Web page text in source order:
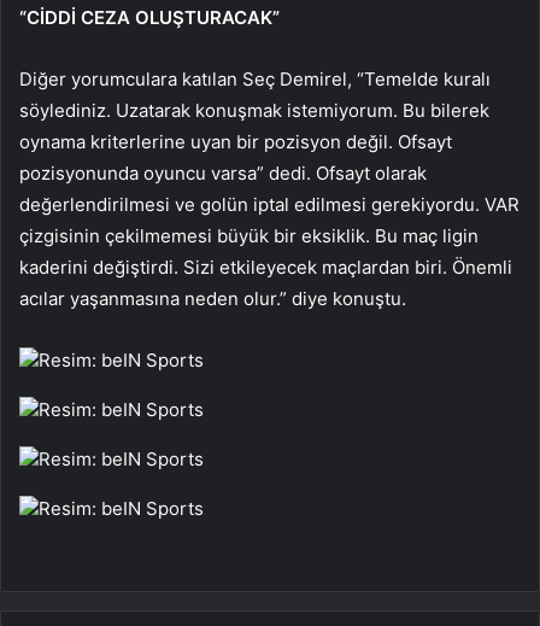
“CİDDİ CEZA OLUŞTURACAK”
Diğer yorumculara katılan Seç Demirel, “Temelde kuralı
söylediniz. Uzatarak konuşmak istemiyorum. Bu bilerek
oynama kriterlerine uyan bir pozisyon değil. Ofsayt
pozisyonunda oyuncu varsa” dedi. Ofsayt olarak
değerlendirilmesi ve golün iptal edilmesi gerekiyordu. VAR
çizgisinin çekilmemesi büyük bir eksiklik. Bu maç ligin
kaderini değiştirdi. Sizi etkileyecek maçlardan biri. Önemli
acılar yaşanmasına neden olur.” diye konuştu.
Resim: beIN Sports
Resim: beIN Sports
Resim: beIN Sports
Resim: beIN Sports